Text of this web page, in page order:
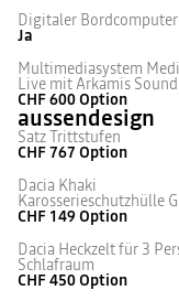
Digitaler
Ja
Multimediasystem
Live mit Arkamis
CHF 600Option
aussendesign
Satz Trittstufen
CHF 767 Option
Dacia Khaki
Karosserieschutzhülle
CHF 149Option
Dacia Heckzelt für 3
Schlafraum
CHF 450Option